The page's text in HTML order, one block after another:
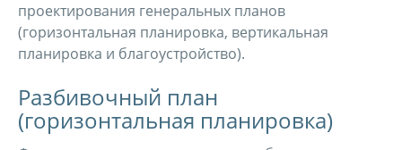
проектирования генеральных планов
(горизонтальная планировка, вертикальная
планировка и благоустройство).
Разбивочный план
(горизонтальная планировка)